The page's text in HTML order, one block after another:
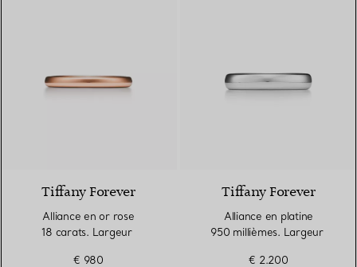
Tiffany Forever
Alliance en or rose
18 carats. Largeur
€ 980
Tiffany Forever
Alliance en platine
950 millièmes. Largeur
€ 2.200